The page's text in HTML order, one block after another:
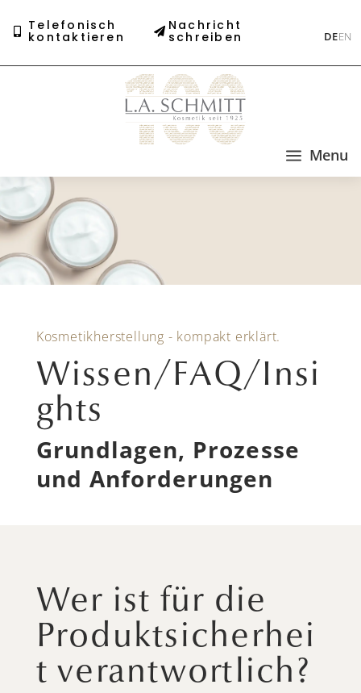
Telefonisch
kontaktieren
Nachricht
schreiben DEEN
a Menu
Kosmetikherstellung - kompakt erklärt.
Wissen/FAQ/Insi
ghts
Grundlagen, Prozesse
und Anforderungen
Wer ist für die
Produktsicherhei
t verantwortlich?